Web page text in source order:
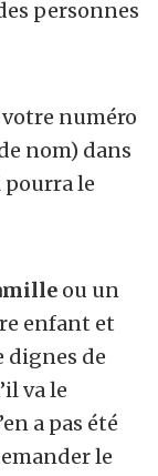
personnes
numéro
nom) dans
pourra le
ou un
enfant et
dignes de
va le
a pas été
le